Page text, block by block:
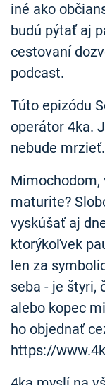
iné ako
budú pýtať aj
cestovaní
podcast.
Túto epizódu
operátor 4ka.
nebude mrzieť.
Mimochodom,
maturite?
vyskúšať aj
ktorýkoľvek
len za
seba - je štyri,
alebo kopec
ho objednať
https://